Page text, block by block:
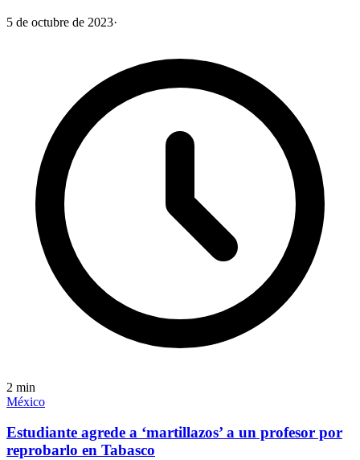
5 de octubre de 2023·
2 min
México
Estudiante agrede a ‘martillazos’ a un profesor por
reprobarlo en Tabasco